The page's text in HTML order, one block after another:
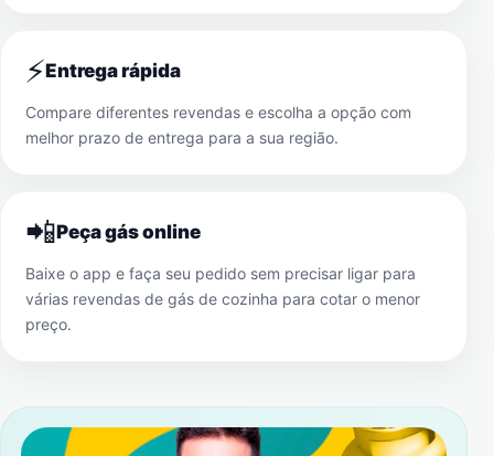
⚡Entrega rápida
Compare diferentes revendas e escolha a opção com
melhor prazo de entrega para a sua região.
📲Peça gás online
Baixe o app e faça seu pedido sem precisar ligar para
várias revendas de gás de cozinha para cotar o menor
preço.